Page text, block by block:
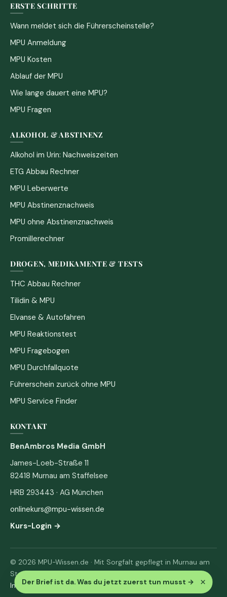
Der Brief ist da. Was du jetzt zuerst tun musst → ×
ERSTE SCHRITTE
Wann meldet sich die Führerscheinstelle?
MPU Anmeldung
MPU Kosten
Ablauf der MPU
Wie lange dauert eine MPU?
MPU Fragen
ALKOHOL & ABSTINENZ
Alkohol im Urin: Nachweiszeiten
ETG Abbau Rechner
MPU Leberwerte
MPU Abstinenznachweis
MPU ohne Abstinenznachweis
Promillerechner
DROGEN, MEDIKAMENTE & TESTS
THC Abbau Rechner
Tilidin & MPU
Elvanse & Autofahren
MPU Reaktionstest
MPU Fragebogen
MPU Durchfallquote
Führerschein zurück ohne MPU
MPU Service Finder
KONTAKT
BenAmbros Media GmbH
James-Loeb-Straße 11
82418 Murnau am Staffelsee
HRB 293443 · AG München
onlinekurs@mpu-wissen.de
Kurs-Login →
© 2026 MPU-Wissen.de · Mit Sorgfalt gepflegt in Murnau am
Staffelsee
Impressum· Datenschutz & AGB